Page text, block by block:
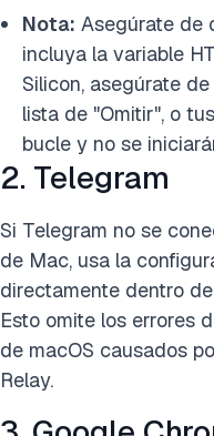
Nota: Asegúrate de
incluya la variable
Silicon, asegúrate
lista de "Omitir", o
bucle y no se
2. Telegram
Si Telegram no se
de Mac, usa la
directamente dentro
Esto omite los errores
de macOS causados
Relay.